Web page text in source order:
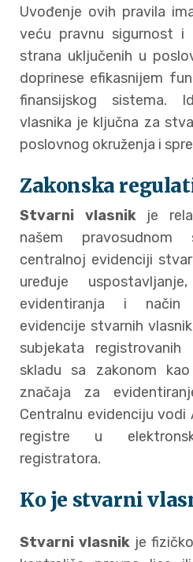
Uvođenje ovih pravila
veću pravnu sigurnost i
strana uključenih u
doprinese efikasnijem
finansijskog sistema.
vlasnika je ključna za
poslovnog okruženja i
Zakonska
Stvarni vlasnikje
našem
centralnoj evidenciji
uređuje
evidentiranja i način
evidencije stvarnih
subjekata
skladu sa zakonom
značaja za
Centralnu evidenciju vodi
registre u
registratora.
Ko je stvarni
Stvarni vlasnik je